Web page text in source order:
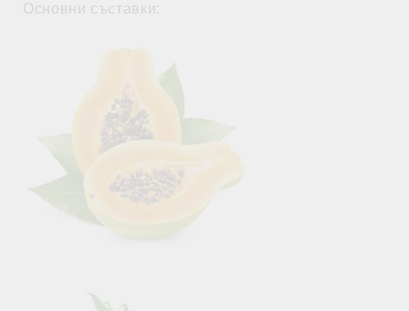
Основни съставки: